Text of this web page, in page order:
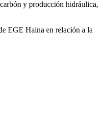
y producción hidráulica,
EGE Haina en relación a la